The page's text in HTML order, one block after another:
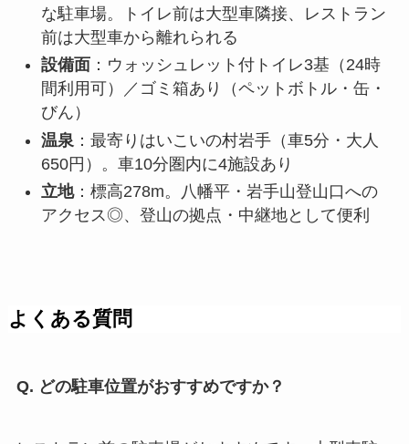
な駐車場。トイレ前は大型車隣接、レストラン
前は大型車から離れられる
設備面 ：ウォッシュレット付トイレ3基（24時
間利用可）／ゴミ箱あり（ペットボトル・缶・
びん）
温泉 ：最寄りはいこいの村岩手（車5分・大人
650円）。車10分圏内に4施設あり
立地：標高278m。八幡平・岩手山登山口への
アクセス◎、登山の拠点・中継地として便利
よくある質問
Q. どの駐車位置がおすすめですか？